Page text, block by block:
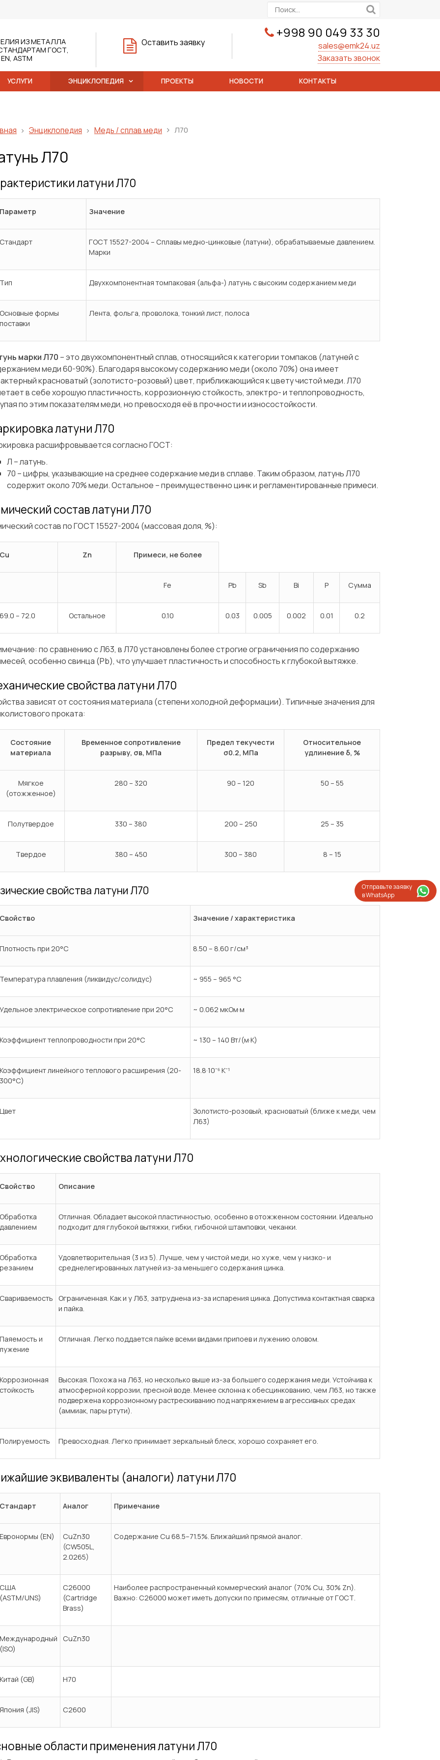
Отправьте заявку
в WhatsApp
+998 90 049 33 30
sales@emk24.uz
Заказать звонок
Оставить заявку
ИЗ МЕТАЛЛА
ГОСТ,
ASTM
УСЛУГИ ЭНЦИКЛОПЕДИЯ ПРОЕКТЫ НОВОСТИ КОНТАКТЫ
Механическая обработка
Энциклопедия Медь / сплав меди Л70
Л70
латуни Л70
Параметр Значение
Стандарт
ГОСТ 15527-2004 – Сплавы медно-цинковые (латуни), обрабатываемые давлением.
Марки
Тип Двухкомпонентная томпаковая (альфа-) латунь с высоким содержанием меди
Основные формы
поставки
Лента, фольга, проволока, тонкий лист, полоса
марки Л70 – это двухкомпонентный сплав, относящийся к категории томпаков (латуней с
меди 60-90%). Благодаря высокому содержанию меди (около 70%) она имеет
красноватый (золотисто-розовый) цвет, приближающийся к цвету чистой меди. Л70
в себе хорошую пластичность, коррозионную стойкость, электро- и теплопроводность,
по этим показателям меди, но превосходя её в прочности и износостойкости.
латуни Л70
расшифровывается согласно ГОСТ:
Л – латунь.
70 – цифры, указывающие на среднее содержание меди в сплаве. Таким образом, латунь Л70
содержит около 70% меди. Остальное – преимущественно цинк и регламентированные примеси.
состав латуни Л70
состав по ГОСТ 15527-2004 (массовая доля, %):
Cu Zn Примеси, не более
Fe Pb Sb Bi P Сумма
69.0 – 72.0 Остальное 0.10 0.03 0.005 0.002 0.01 0.2
по сравнению с Л63, в Л70 установлены более строгие ограничения по содержанию
особенно свинца (Pb), что улучшает пластичность и способность к глубокой вытяжке.
свойства латуни Л70
зависят от состояния материала (степени холодной деформации). Типичные значения для
проката:
Состояние
материала
Временное сопротивление
разрыву, σв, МПа
Предел текучести
σ0.2, МПа
Относительное
удлинение δ, %
Мягкое
(отожженное)
280 – 320 90 – 120 50 – 55
Полутвердое 330 – 380 200 – 250 25 – 35
Твердое 380 – 450 300 – 380 8 – 15
свойства латуни Л70
Свойство Значение / характеристика
Плотность при 20°C 8.50 – 8.60 г/см³
Температура плавления (ликвидус/солидус) ~ 955 – 965 °C
Удельное электрическое сопротивление при 20°C ~ 0.062 мкОм·м
Коэффициент теплопроводности при 20°C ~ 130 – 140 Вт/(м·К)
Коэффициент линейного теплового расширения (20-
300°C)
18.8·10⁻⁶ К⁻¹
Цвет
Золотисто-розовый, красноватый (ближе к меди, чем
Л63)
свойства латуни Л70
Свойство Описание
Обработка
давлением
Отличная. Обладает высокой пластичностью, особенно в отожженном состоянии. Идеально
подходит для глубокой вытяжки, гибки, гибочной штамповки, чеканки.
Обработка
резанием
Удовлетворительная (3 из 5). Лучше, чем у чистой меди, но хуже, чем у низко- и
среднелегированных латуней из-за меньшего содержания цинка.
Свариваемость
Ограниченная. Как и у Л63, затруднена из-за испарения цинка. Допустима контактная сварка
и пайка.
Паяемость и
лужение
Отличная. Легко поддается пайке всеми видами припоев и лужению оловом.
Коррозионная
стойкость
Высокая. Похожа на Л63, но несколько выше из-за большего содержания меди. Устойчива к
атмосферной коррозии, пресной воде. Менее склонна к обесцинкованию, чем Л63, но также
подвержена коррозионному растрескиванию под напряжением в агрессивных средах
(аммиак, пары ртути).
Полируемость Превосходная. Легко принимает зеркальный блеск, хорошо сохраняет его.
эквиваленты (аналоги) латуни Л70
Стандарт Аналог Примечание
Евронормы (EN)
CuZn30
(CW505L,
2.0265)
Содержание Cu 68.5–71.5%. Ближайший прямой аналог.
США
(ASTM/UNS)
C26000
(Cartridge
Brass)
Наиболее распространенный коммерческий аналог (70% Cu, 30% Zn).
Важно: C26000 может иметь допуски по примесям, отличные от ГОСТ.
Международный
(ISO)
CuZn30
Китай (GB) H70
Япония (JIS) C2600
области применения латуни Л70